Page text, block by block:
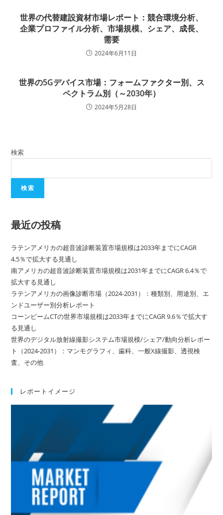
世界の代替建設資材市場レポート：競合環境分析、
企業プロファイル分析、市場規模、シェア、成長、
需要
2024年6月11日
世界の5Gデバイス市場：フォームファクター別、ス
ペクトラム別（～2030年）
2024年5月28日
検索
検索
最近の投稿
ラテンアメリカの超音波診断装置市場規模は2033年までにCAGR
4.5％で拡大する見通し
南アメリカの超音波診断装置市場規模は2031年までにCAGR 6.4％で
拡大する見通し
ラテンアメリカの画像診断市場（2024-2031）：種類別、用途別、エ
ンドユーザー別分析レポート
コーンビームCTの世界市場規模は2033年までにCAGR 9.6％で拡大す
る見通し
世界のデジタル放射線撮影システム市場規模/シェア/動向分析レポー
ト（2024-2031）：マンモグラフィ、歯科、一般X線撮影、透視検
査、その他
レポートイメージ